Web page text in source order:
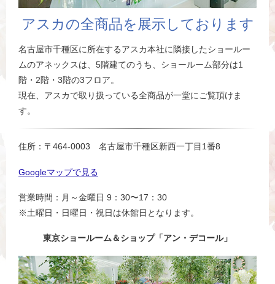
アスカの全商品を展示しております
名古屋市千種区に所在するアスカ本社に隣接したショールー
ムのアネックスは、5階建てのうち、ショールーム部分は1
階・2階・3階の3フロア。
現在、アスカで取り扱っている全商品が一堂にご覧頂けま
す。
住所：〒464-0003 名古屋市千種区新西一丁目1番8
Googleマップで見る
営業時間：月～金曜日 9：30〜17：30
※土曜日・日曜日・祝日は休館日となります。
東京ショールーム＆ショップ「アン・デコール」